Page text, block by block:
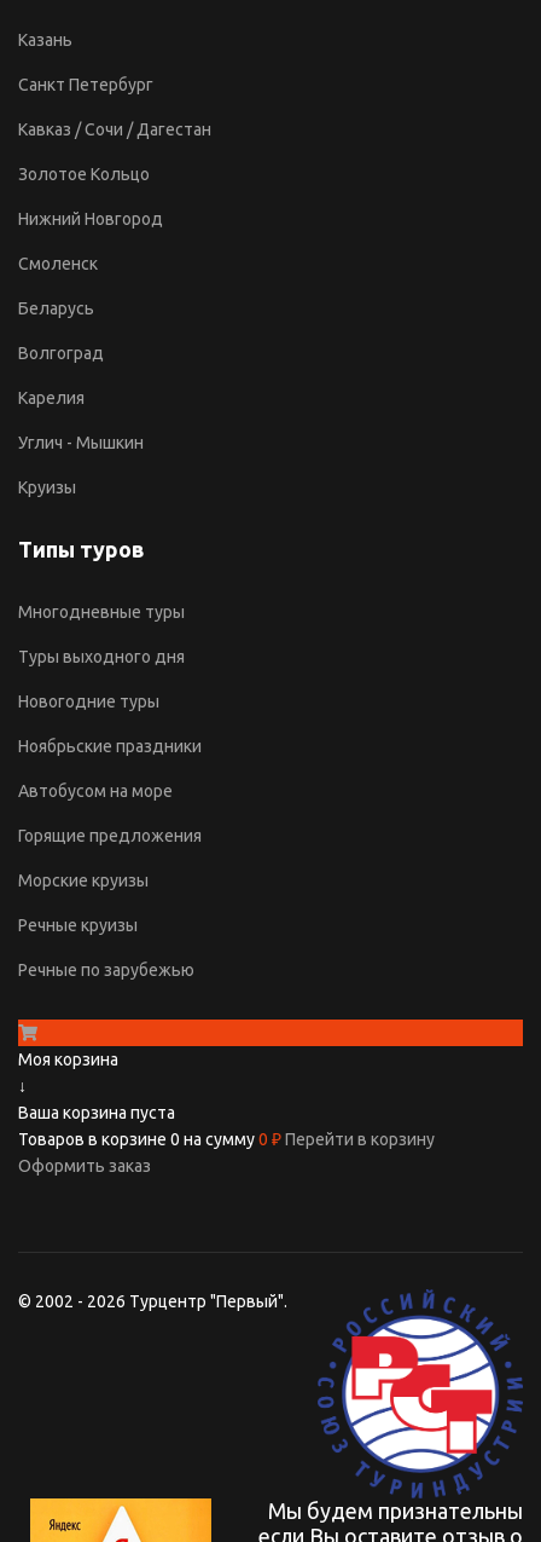
Казань
Санкт Петербург
Кавказ / Сочи / Дагестан
Золотое Кольцо
Нижний Новгород
Смоленск
Беларусь
Волгоград
Карелия
Углич - Мышкин
Круизы
Типы туров
Многодневные туры
Туры выходного дня
Новогодние туры
Ноябрьские праздники
Автобусом на море
Горящие предложения
Морские круизы
Речные круизы
Речные по зарубежью
Моя корзина
↓
Ваша корзина пуста
Товаров в корзине 0 на сумму0 ₽Перейти в корзину
Оформить заказ
© 2002 - 2026 Турцентр "Первый".
Мы будем признательны
если Вы оставите отзыв о